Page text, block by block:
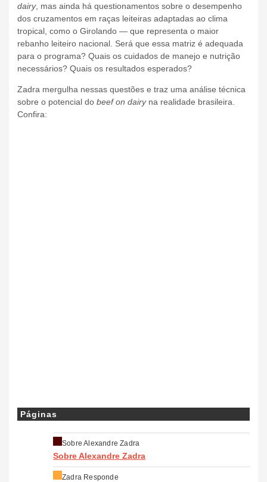
dairy, mas ainda há questionamentos sobre o desempenho
dos cruzamentos em raças leiteiras adaptadas ao clima
tropical, como o Girolando — que representa o maior
rebanho leiteiro nacional. Será que essa matriz é adequada
para o programa? Quais os cuidados de manejo e nutrição
necessários? Quais os resultados esperados?
Zadra mergulha nessas questões e traz uma análise técnica
sobre o potencial dobeef on dairyna realidade brasileira.
Confira:
Páginas
Sobre Alexandre Zadra
Sobre Alexandre Zadra
Zadra Responde